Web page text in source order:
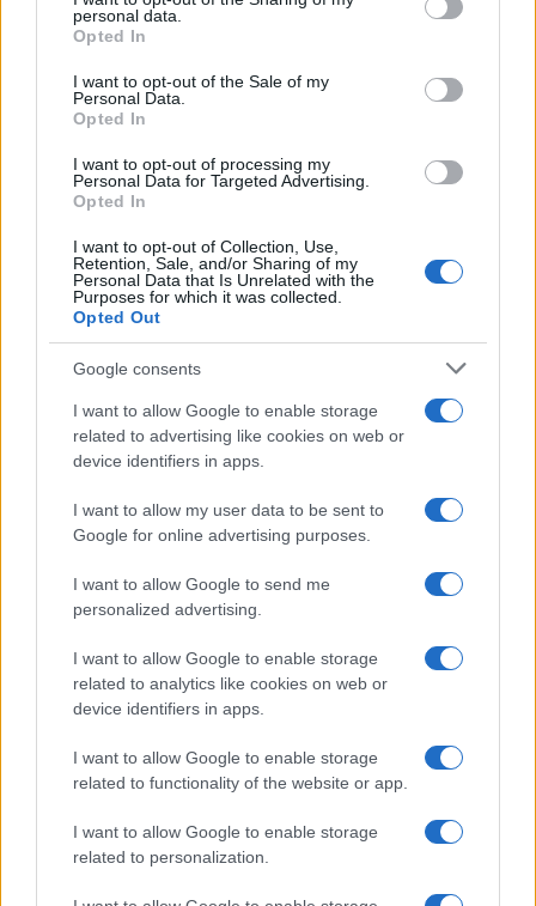
disclose it to other third parties.
Please note that this website/app uses one or more Google
services and may gather and store information including but
not limited to your visit or usage behaviour. You may click to
grant or deny consent to Google and its third-party tags to
consent section.
personal data.
Opted In
I want to opt-out of the Sale of my
Personal Data.
Opted In
I want to opt-out of processing my
Personal Data for Targeted Advertising.
Opted In
I want to opt-out of Collection, Use,
Retention, Sale, and/or Sharing of my
Personal Data that Is Unrelated with the
Purposes for which it was collected.
Opted Out
Google consents
I want to allow Google to enable storage
related to advertising like cookies on web or
device identifiers in apps.
I want to allow my user data to be sent to
Google for online advertising purposes.
I want to allow Google to send me
personalized advertising.
I want to allow Google to enable storage
related to analytics like cookies on web or
device identifiers in apps.
I want to allow Google to enable storage
related to functionality of the website or app.
I want to allow Google to enable storage
related to personalization.